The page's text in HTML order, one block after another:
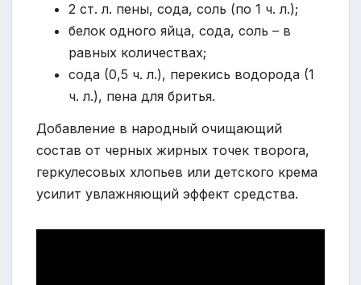
2 ст. л. пены, сода, соль (по 1 ч. л.);
белок одного яйца, сода, соль – в
равных количествах;
сода (0,5 ч. л.), перекись водорода (1
ч. л.), пена для бритья.
Добавление в народный очищающий
состав от черных жирных точек творога,
геркулесовых хлопьев или детского крема
усилит увлажняющий эффект средства.